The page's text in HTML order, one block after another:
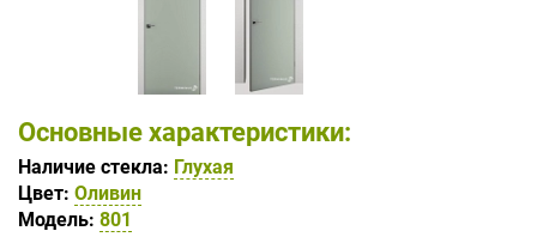
Основные характеристики:
Наличие стекла: Глухая
Цвет: Оливин
Модель: 801